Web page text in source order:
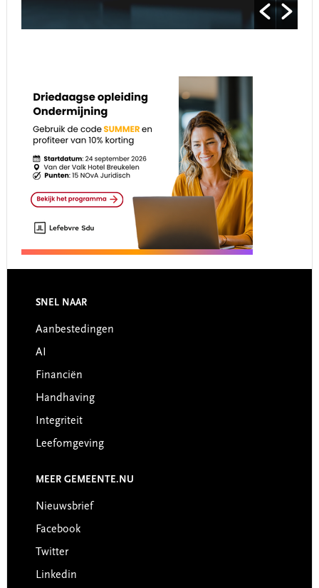
Footer
SNEL NAAR
Aanbestedingen
AI
Financiën
Handhaving
Integriteit
Leefomgeving
MEER GEMEENTE.NU
Nieuwsbrief
Facebook
Twitter
Linkedin